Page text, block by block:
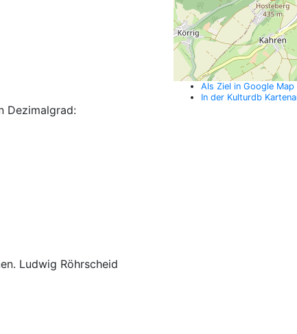
Dezimalgrad:
Ludwig Röhrscheid
Als Ziel in Google Map
In der Kulturdb